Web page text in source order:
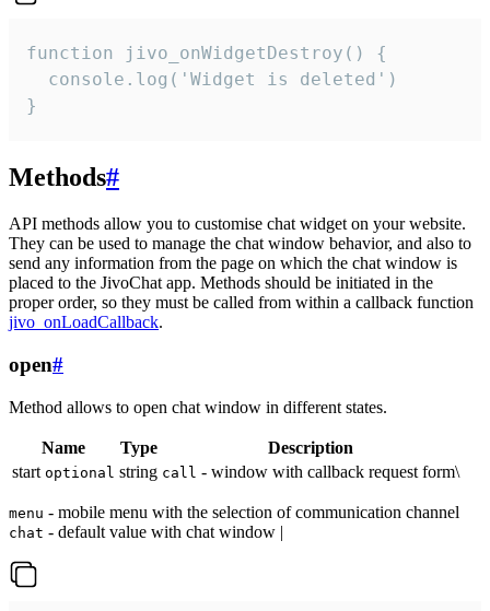
function jivo_onWidgetDestroy() {
  console.log('Widget is deleted')
}
Methods#
API methods allow you to customise chat widget on your website.
They can be used to manage the chat window behavior, and also to
send any information from the page on which the chat window is
placed to the JivoChat app. Methods should be initiated in the
proper order, so they must be called from within a callback function
jivo_onLoadCallback.
open#
Method allows to open chat window in different states.
Name Type
Description
start optional string call - window with callback request form\
menu - mobile menu with the selection of communication channel
chat - default value with chat window |